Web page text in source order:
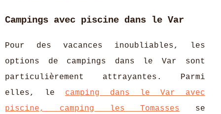
Campings avec piscine dans le Var
Pour des vacances inoubliables, les
options de campings dans le Var sont
particulièrement attrayantes. Parmi
elles, le camping dans le Var avec
piscine, camping les Tomasses se